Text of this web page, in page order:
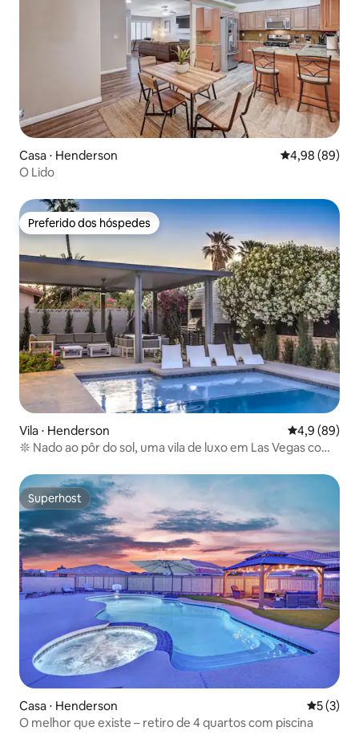
Casa ⋅ Henderson 4,98 de uma
4,98 (89)
O Lido
Preferido dos hóspedes
Preferido dos hóspedes
Vila ⋅ Henderson 4,9 de uma
4,9 (89)
𖤓 Nado ao pôr do sol, uma vila de luxo em Las Vegas com
Superhost
Superhost
Casa ⋅ Henderson 5 de
5 (3)
O melhor que existe – retiro de 4 quartos com piscina